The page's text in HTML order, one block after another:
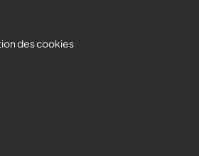
des cookies